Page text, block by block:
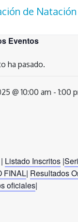
Eventos
ha pasado.
@ 10:00 am -1:00
| Listado Inscritos |
FINAL| Resultados
oficiales|